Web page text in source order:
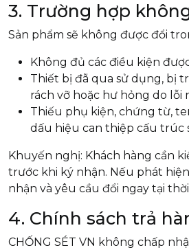
3. Trường hợp
Sản phẩm sẽ không được đổi
Không đủ các điều kiện
Thiết bị đã qua sử dụng, bị
rách vỡ hoặc hư hỏng do lỗi
Thiếu phụ kiện, chứng từ,
dấu hiệu can thiệp cấu trúc
Khuyến nghị: Khách hàng cần
trước khi ký nhận. Nếu phát
nhận và yêu cầu đổi ngay tại
4. Chính sách trả
CHỐNG SÉT VN không chấp